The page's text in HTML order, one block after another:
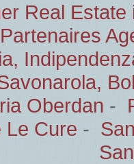
Real Estate
Oberdan -
Le Cure -